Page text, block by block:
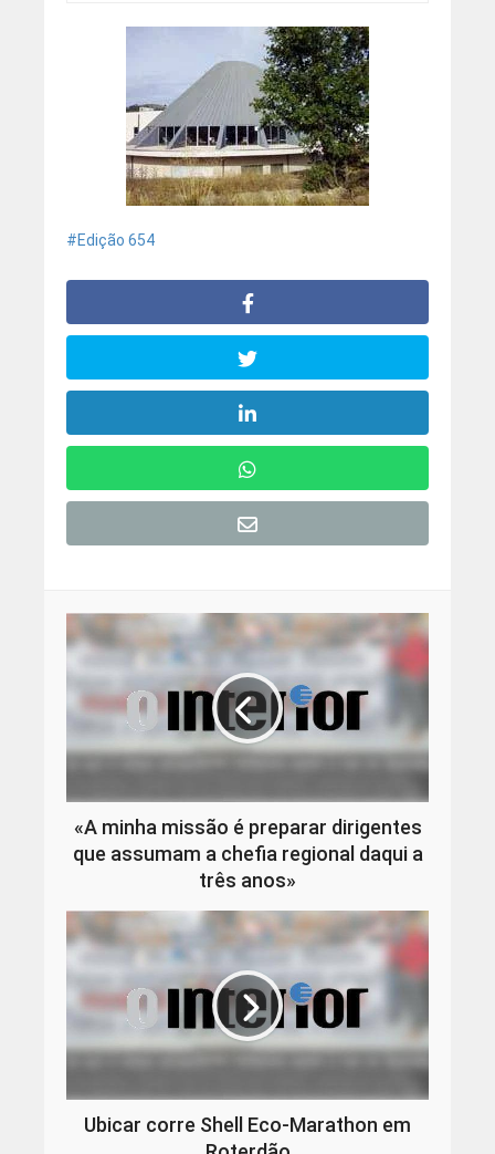
Edição 654
«A minha missão é preparar dirigentes
que assumam a chefia regional daqui a
três anos»
Ubicar corre Shell Eco-Marathon em